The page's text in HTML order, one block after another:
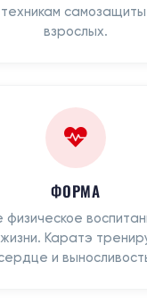
взрослых.
ФОРМА
физическое
Каратэ
и